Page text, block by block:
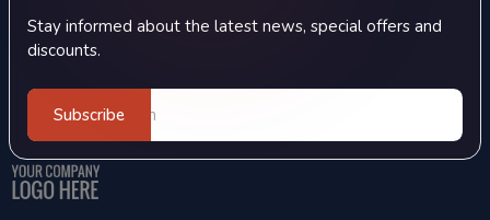
Stay informed about the latest news, special offers and
discounts.
Subscribe